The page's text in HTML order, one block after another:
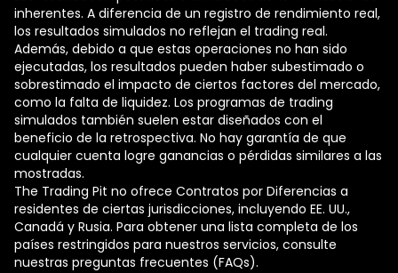
inherentes. A diferencia de un registro de rendimiento real,
los resultados simulados no reflejan el trading real.
Además, debido a que estas operaciones no han sido
ejecutadas, los resultados pueden haber subestimado o
sobrestimado el impacto de ciertos factores del mercado,
como la falta de liquidez. Los programas de trading
simulados también suelen estar diseñados con el
beneficio de la retrospectiva. No hay garantía de que
cualquier cuenta logre ganancias o pérdidas similares a las
mostradas.
The Trading Pit no ofrece Contratos por Diferencias a
residentes de ciertas jurisdicciones, incluyendo EE. UU.,
Canadá y Rusia. Para obtener una lista completa de los
países restringidos para nuestros servicios, consulte
nuestras preguntas frecuentes (FAQs).